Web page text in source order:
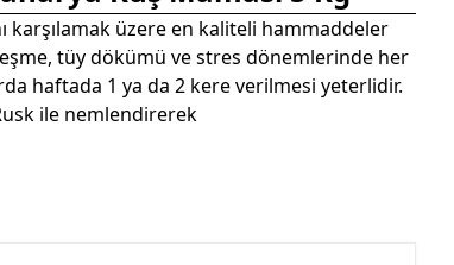
karşılamak üzere en kaliteli hammaddeler
tüy dökümü ve stres dönemlerinde her
haftada 1 ya da 2 kere verilmesi yeterlidir.
ile nemlendirerek